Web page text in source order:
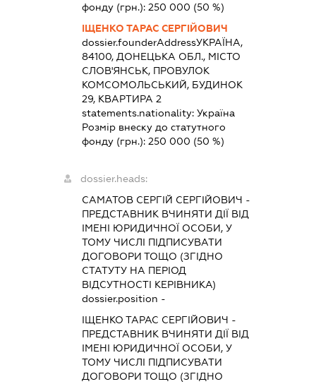
фонду (грн.):250 000 (50 %)
ІЩЕНКО ТАРАС СЕРГІЙОВИЧ
dossier.founderAddressУКРАЇНА,
84100, ДОНЕЦЬКА ОБЛ., МІСТО
СЛОВ'ЯНСЬК, ПРОВУЛОК
КОМСОМОЛЬСЬКИЙ, БУДИНОК
29, КВАРТИРА 2
statements.nationality:Україна
Розмір внеску до статутного
фонду (грн.):250 000 (50 %)
dossier.heads:
САМАТОВ СЕРГІЙ СЕРГІЙОВИЧ -
ПРЕДСТАВНИК ВЧИНЯТИ ДІЇ ВІД
ІМЕНІ ЮРИДИЧНОЇ ОСОБИ, У
ТОМУ ЧИСЛІ ПІДПИСУВАТИ
ДОГОВОРИ ТОЩО (ЗГІДНО
СТАТУТУ НА ПЕРІОД
ВІДСУТНОСТІ КЕРІВНИКА)
dossier.position -
ІЩЕНКО ТАРАС СЕРГІЙОВИЧ -
ПРЕДСТАВНИК ВЧИНЯТИ ДІЇ ВІД
ІМЕНІ ЮРИДИЧНОЇ ОСОБИ, У
ТОМУ ЧИСЛІ ПІДПИСУВАТИ
ДОГОВОРИ ТОЩО (ЗГІДНО